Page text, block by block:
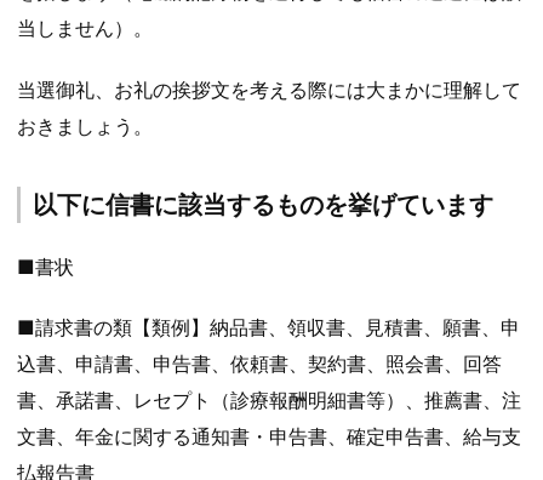
当しません）。
当選御礼、お礼の挨拶文を考える際には大まかに理解して
おきましょう。
以下に信書に該当するものを挙げています
■書状
■請求書の類【類例】納品書、領収書、見積書、願書、申
込書、申請書、申告書、依頼書、契約書、照会書、回答
書、承諾書、レセプト（診療報酬明細書等）、推薦書、注
文書、年金に関する通知書・申告書、確定申告書、給与支
払報告書